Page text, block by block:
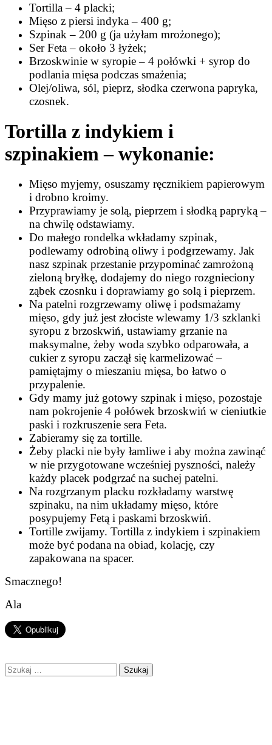
Tortilla – 4 placki;
Mięso z piersi indyka – 400 g;
Szpinak – 200 g (ja użyłam mrożonego);
Ser Feta – około 3 łyżek;
Brzoskwinie w syropie – 4 połówki + syrop do
podlania mięsa podczas smażenia;
Olej/oliwa, sól, pieprz, słodka czerwona papryka,
czosnek.
Tortilla z indykiem i
szpinakiem – wykonanie:
Mięso myjemy, osuszamy ręcznikiem papierowym
i drobno kroimy.
Przyprawiamy je solą, pieprzem i słodką papryką –
na chwilę odstawiamy.
Do małego rondelka wkładamy szpinak,
podlewamy odrobiną oliwy i podgrzewamy. Jak
nasz szpinak przestanie przypominać zamrożoną
zieloną bryłkę, dodajemy do niego rozgnieciony
ząbek czosnku i doprawiamy go solą i pieprzem.
Na patelni rozgrzewamy oliwę i podsmażamy
mięso, gdy już jest złociste wlewamy 1/3 szklanki
syropu z brzoskwiń, ustawiamy grzanie na
maksymalne, żeby woda szybko odparowała, a
cukier z syropu zaczął się karmelizować –
pamiętajmy o mieszaniu mięsa, bo łatwo o
przypalenie.
Gdy mamy już gotowy szpinak i mięso, pozostaje
nam pokrojenie 4 połówek brzoskwiń w cieniutkie
paski i rozkruszenie sera Feta.
Zabieramy się za tortille.
Żeby placki nie były łamliwe i aby można zawinąć
w nie przygotowane wcześniej pyszności, należy
każdy placek podgrzać na suchej patelni.
Na rozgrzanym placku rozkładamy warstwę
szpinaku, na nim układamy mięso, które
posypujemy Fetą i paskami brzoskwiń.
Tortille zwijamy. Tortilla z indykiem i szpinakiem
może być podana na obiad, kolację, czy
zapakowana na spacer.
Smacznego!
Ala
Szukaj: